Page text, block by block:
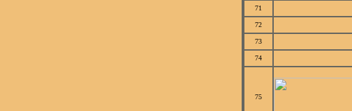
71
72
73
74
75